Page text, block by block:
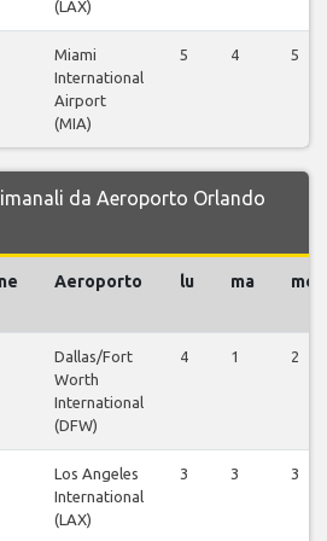
(LAX)
Miami
International
Airport
(MIA)
5 4 5
da Aeroporto Orlando
Aeroporto lu ma me
Dallas/Fort
Worth
International
(DFW)
4 1 2
Los Angeles
International
(LAX)
3 3 3